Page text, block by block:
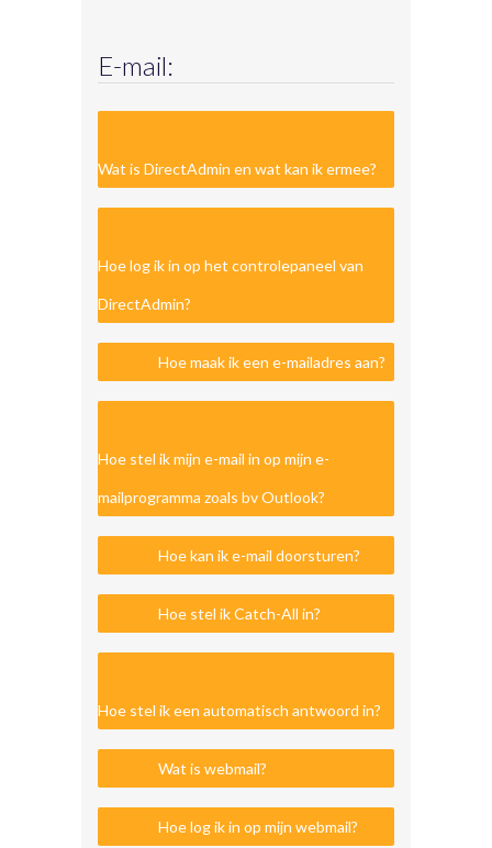
E-mail:
Wat is DirectAdmin en wat kan ik ermee?
Hoe log ik in op het controlepaneel van
DirectAdmin?
Hoe maak ik een e-mailadres aan?
Hoe stel ik mijn e-mail in op mijn e-
mailprogramma zoals bv Outlook?
Hoe kan ik e-mail doorsturen?
Hoe stel ik Catch-All in?
Hoe stel ik een automatisch antwoord in?
Wat is webmail?
Hoe log ik in op mijn webmail?